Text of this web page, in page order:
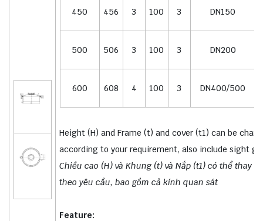
450 456 3 100 3 DN150
500 506 3 100 3 DN200
600 608 4 100 3 DN400/500
Height (H) and Frame (t) and cover (t1) can be
according to your requirement, also include sight
Chiều cao (H) và Khung (t) và Nắp (t1) có thể thay
theo yêu cầu, bao gồm cả kính quan sát
Feature: